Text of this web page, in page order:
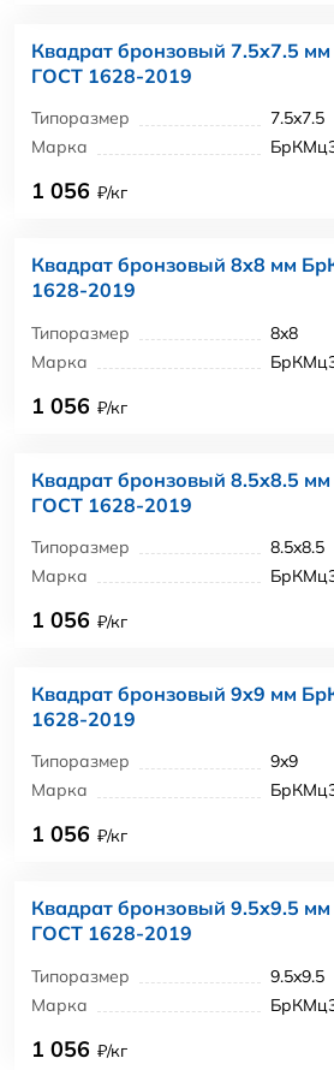
Квадрат бронзовый 7.5x7.5
ГОСТ 1628-2019
Типоразмер
7.5x7.5
Марка
1 056 ₽/кг
Квадрат бронзовый 8x8 мм
1628-2019
Типоразмер
8x8
Марка
1 056 ₽/кг
Квадрат бронзовый 8.5x8.5
ГОСТ 1628-2019
Типоразмер
8.5x8.5
Марка
1 056 ₽/кг
Квадрат бронзовый 9x9 мм
1628-2019
Типоразмер
9x9
Марка
1 056 ₽/кг
Квадрат бронзовый 9.5x9.5
ГОСТ 1628-2019
Типоразмер
9.5x9.5
Марка
1 056 ₽/кг